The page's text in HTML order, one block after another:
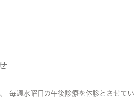
毎週水曜日の午後診療を休診とさせてい